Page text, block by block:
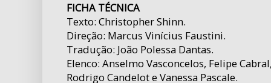
FICHA TÉCNICA
Texto: Christopher Shinn.
Direção: Marcus Vinícius Faustini.
Tradução: João Polessa Dantas.
Elenco: Anselmo Vasconcelos, Felipe
Rodrigo Candelot e Vanessa Pascale.